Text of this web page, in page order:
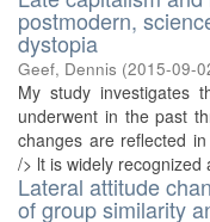
postmodern,
dystopia
Geef, Dennis (2015-09-
My study investigates
underwent in the past
changes are reflected
/> lt is widely recognized
Lateral attitude
of group similarity